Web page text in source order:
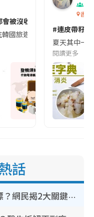
被沒收😱出發前切記檢查
韓國旅遊的民眾，近期要
香港
#連皮帶籽
夏天其中一
閱讀更多
話
裝修拆鐵閘隨時變賊人目標？網民揭2大關鍵用途：裝新式等於白裝？附新舊鐵閘分別